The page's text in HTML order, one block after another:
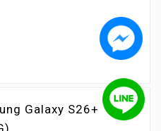
Galaxy S26+